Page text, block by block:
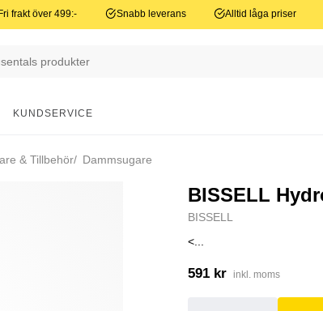
frakt över 499:- Snabb leverans Alltid låga priser
KUNDSERVICE
& Tillbehör Dammsugare
BISSELL
BISSELL
<...
591 kr inkl. moms